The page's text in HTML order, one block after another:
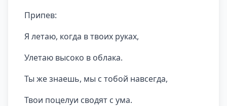
Припев:
Я летаю, когда в твоих руках,
Улетаю высоко в облака.
Ты же знаешь, мы с тобой навсегда,
Твои поцелуи сводят с ума.